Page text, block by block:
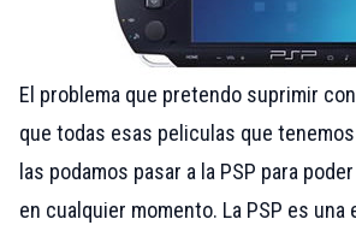
El problema que pretendo suprimir
que todas esas peliculas que
las podamos pasar a la PSP para
en cualquier momento. La PSP es